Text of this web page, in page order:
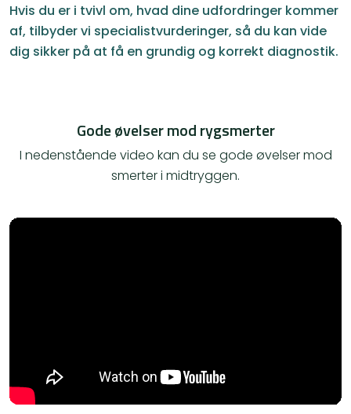
Hvis du er i tvivl om, hvad dine udfordringer kommer
af, tilbyder vi specialistvurderinger, så du kan vide
dig sikker på at få en grundig og korrekt diagnostik.
Gode øvelser mod rygsmerter
I nedenstående video kan du se gode øvelser mod
smerter i midtryggen.